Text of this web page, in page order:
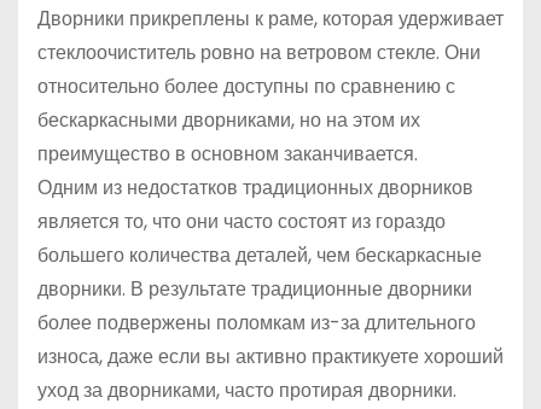
Дворники прикреплены к раме, которая удерживает
стеклоочиститель ровно на ветровом стекле. Они
относительно более доступны по сравнению с
бескаркасными дворниками, но на этом их
преимущество в основном заканчивается.
Одним из недостатков традиционных дворников
является то, что они часто состоят из гораздо
большего количества деталей, чем бескаркасные
дворники. В результате традиционные дворники
более подвержены поломкам из-за длительного
износа, даже если вы активно практикуете хороший
уход за дворниками, часто протирая дворники.